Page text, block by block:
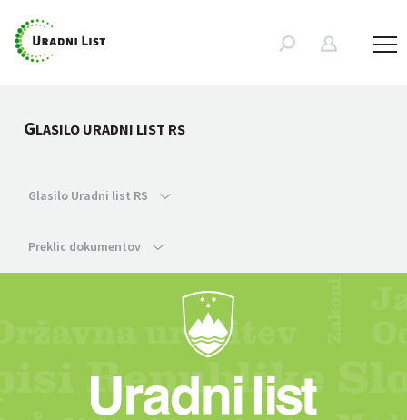
GLASILO URADNI LIST RS
Glasilo Uradni list RS
Preklic dokumentov